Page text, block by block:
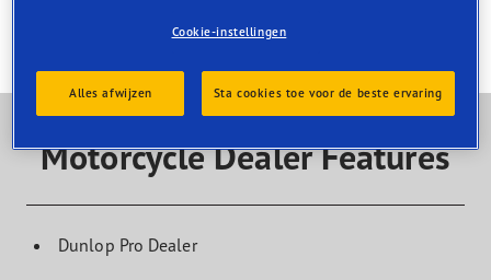
Motorcycle Dealer Features
Dunlop Pro Dealer
Cookie-instellingen
Alles afwijzen Sta cookies toe voor de beste ervaring